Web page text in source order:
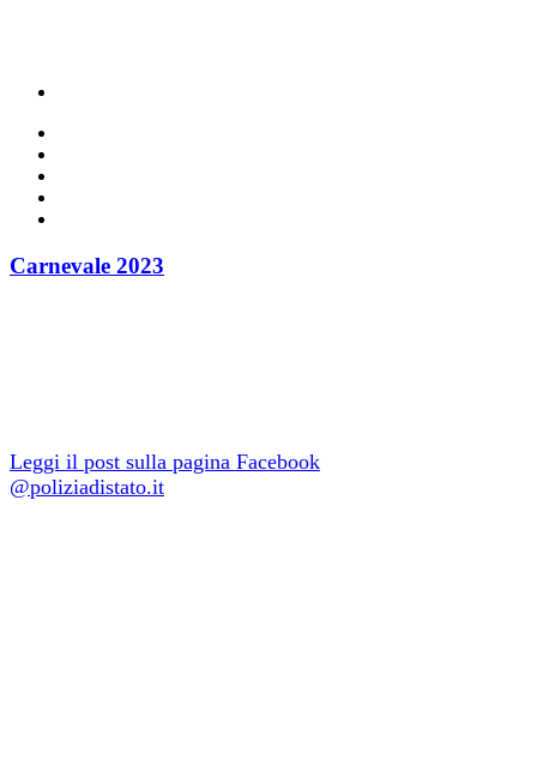
Carnevale 2023
Leggi il post sulla pagina Facebook
@poliziadistato.it